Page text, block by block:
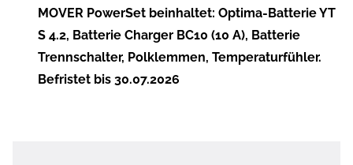
MOVER PowerSet beinhaltet: Optima-Batterie YT
S 4.2, Batterie Charger BC10 (10 A), Batterie
Trennschalter, Polklemmen, Temperaturfühler.
Befristet bis 30.07.2026